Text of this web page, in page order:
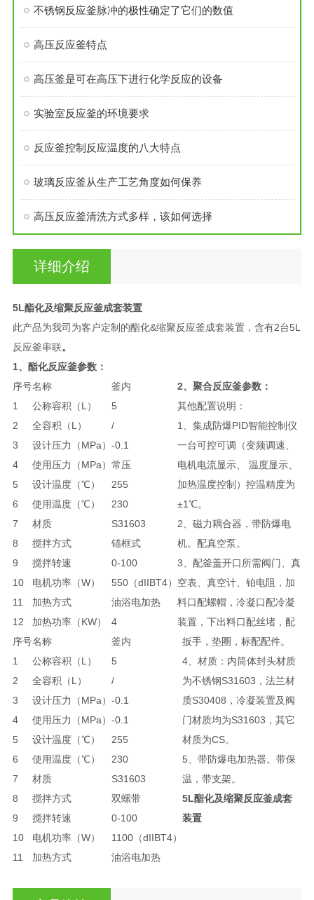
不锈钢反应釜脉冲的极性确定了它们的数值
高压反应釜特点
高压釜是可在高压下进行化学反应的设备
实验室反应釜的环境要求
反应釜控制反应温度的八大特点
玻璃反应釜从生产工艺角度如何保养
高压反应釜清洗方式多样，该如何选择
详细介绍
5L酯化及缩聚反应釜成套装置
此产品为我司为客户定制的酯化&缩聚反应釜成套装置，含有2台5L
反应釜串联。
1、酯化反应釜参数：
序号名称
釜内
1
公称容积（L）
5
2
全容积（L）
/
3
设计压力（MPa） -0.1
4
使用压力（MPa） 常压
5
设计温度（℃）
255
6
使用温度（℃）
230
7
材质
S31603
8
搅拌方式
锚框式
9
搅拌转速
0-100
10
电机功率（W）
550（dIIBT4）
11
加热方式
油浴电加热
12
加热功率（KW） 4
2、聚合反应釜参数：
序号名称
釜内
1
公称容积（L）
5
2
全容积（L）
/
3
设计压力（MPa） -0.1
4
使用压力（MPa） -0.1
5
设计温度（℃）
255
6
使用温度（℃）
230
7
材质
S31603
8
搅拌方式
双螺带
9
搅拌转速
0-100
10
电机功率（W）
1100（dIIBT4）
11
加热方式 油浴电加热
其他配置说明：
1、集成防爆PID智能控制仪
一台可控可调（变频调速、
电机电流显示、 温度显示、
加热温度控制）控温精度为
±1℃。
2、磁力耦合器，带防爆电
机。配真空泵。
3、配釜盖开口所需阀门、真
空表、真空计、铂电阻，加
料口配螺帽，冷凝口配冷凝
装置，下出料口配丝堵，配
扳手，垫圈，标配配件。
4、材质：内筒体封头材质
为不锈钢S31603，法兰材
质S30408，冷凝装置及阀
门材质均为S31603，其它
材质为CS。
5、带防爆电加热器。带保
温，带支架。
5L酯化及缩聚反应釜成套
装置